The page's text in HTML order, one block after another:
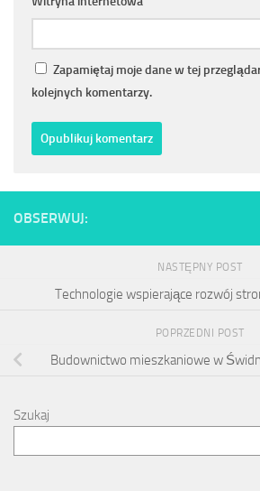
Zapamiętaj moje dane w tej
kolejnych komentarzy.
OBSERWUJ:
NASTĘPNY POST
Technologie wspierające rozwój
POPRZEDNI POST
Budownictwo mieszkaniowe w
Szukaj